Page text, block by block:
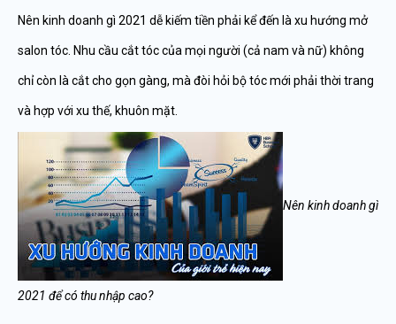
Nên kinh doanh gì 2021 dễ kiếm tiền phải kể đến là xu hướng mở
salon tóc. Nhu cầu cắt tóc của mọi người (cả nam và nữ) không
chỉ còn là cắt cho gọn gàng, mà đòi hỏi bộ tóc mới phải thời trang
và hợp với xu thế, khuôn mặt.
Nên kinh doanh gì
2021 để có thu nhập cao?